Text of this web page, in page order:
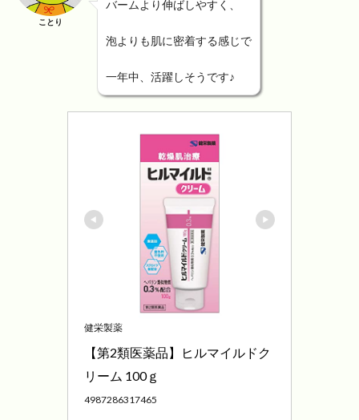
ことり
バームより伸ばしやすく、
泡よりも肌に密着する感じで
一年中、活躍しそうです♪
健栄製薬
【第2類医薬品】ヒルマイルドク
リーム 100ｇ
4987286317465